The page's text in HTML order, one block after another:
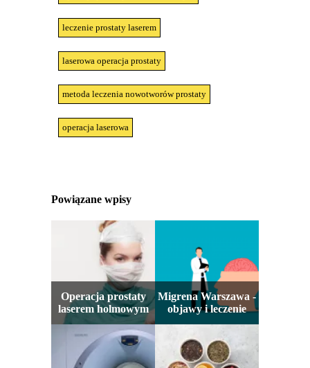
leczenie prostaty laserem
laserowa operacja prostaty
metoda leczenia nowotworów prostaty
operacja laserowa
Powiązane wpisy
Operacja prostaty
laserem holmowym
Migrena Warszawa -
objawy i leczenie